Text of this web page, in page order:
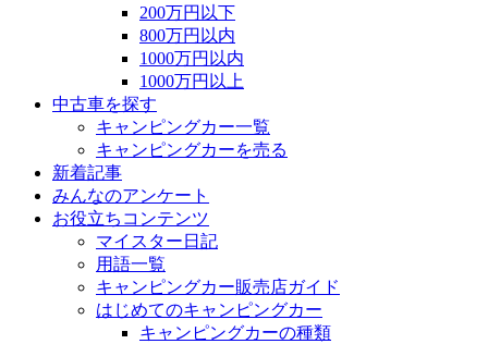
200万円以下
800万円以内
1000万円以内
1000万円以上
中古車を探す
キャンピングカー一覧
キャンピングカーを売る
新着記事
みんなのアンケート
お役立ちコンテンツ
マイスター日記
用語一覧
キャンピングカー販売店ガイド
はじめてのキャンピングカー
キャンピングカーの種類